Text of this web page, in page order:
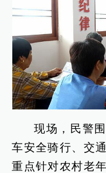
现场，民警
车安全骑行、交
重点针对农村老